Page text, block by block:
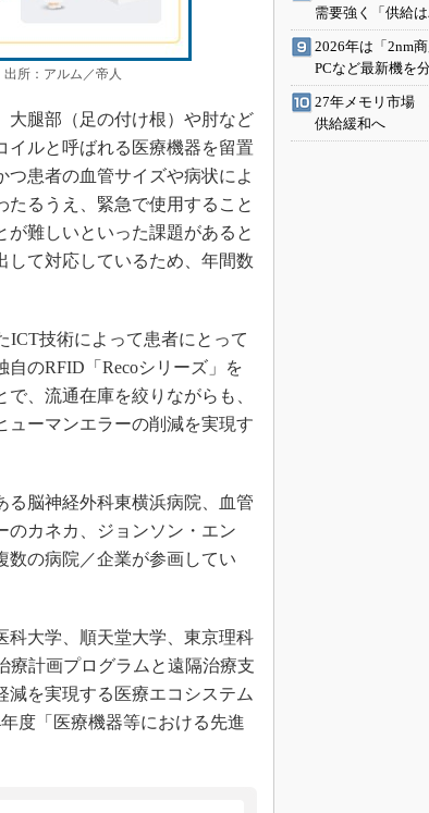
所：アルム／帝人
腿部（足の付け根）や肘など
イルと呼ばれる医療機器を留置
患者の血管サイズや病状によ
るうえ、緊急で使用すること
難しいといった課題があると
して対応しているため、年間数
技術によって患者にとって
のRFID「Recoシリーズ」を
、流通在庫を絞りながらも、
ューマンエラーの削減を実現す
脳神経外科東横浜病院、血管
のカネカ、ジョンソン・エン
数の病院／企業が参画してい
大学、順天堂大学、東京理科
療計画プログラムと遠隔治療支
を実現する医療エコシステム
度「医療機器等における先進
需要強く「供給は
2026年は「2nm
PCなど最新機を
27年メモリ市場
供給緩和へ